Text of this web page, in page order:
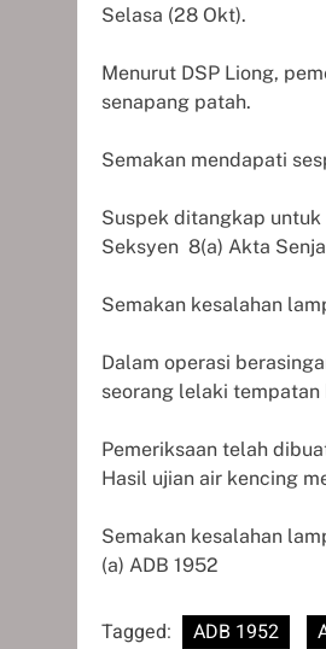
Selasa (28 Okt).
Menurut DSP Liong,
senapang patah.
Semakan mendapati
Suspek ditangkap
Seksyen 8(a) Akta
Semakan kesalahan
Dalam operasi
seorang lelaki
Pemeriksaan telah
Hasil ujian air kencing
Semakan kesalahan
(a) ADB 1952
Tagged: ADB 1952